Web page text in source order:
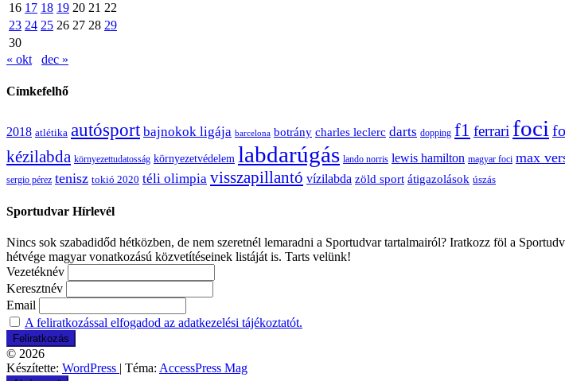
16 17 18 19 20 21 22
23 24 25 26 27 28 29
30
« okt
dec »
Címkefelhő
2018 atlétika autósport bajnokok ligája barcelona botrány charles leclerc darts dopping f1 ferrari foci
kézilabda környezettudatosság környezetvédelem labdarúgás lando norris lewis hamilton magyar foci max
sergio pérez tenisz tokió 2020 téli olimpia visszapillantó vízilabda zöld sport átigazolások úszás
Sportudvar Hírlevél
Nincs sok szabadidőd hétközben, de nem szeretnél lemaradni a Sportudvar tartalmairól? Iratkozz föl a
hétvége magyar vonatkozású közvetítéseinek listáját is. Tarts velünk!
Vezetéknév
Keresztnév
Email
A feliratkozással elfogadod az adatkezelési tájékoztatót.
© 2026
Készítette: WordPress | Téma: AccessPress Mag